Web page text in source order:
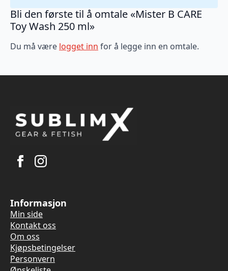
Bli den første til å omtale «Mister B CARE
Toy Wash 250 ml»
Du må være logget inn for å legge inn en omtale.
Informasjon
Min side
Kontakt oss
Om oss
Kjøpsbetingelser
Personvern